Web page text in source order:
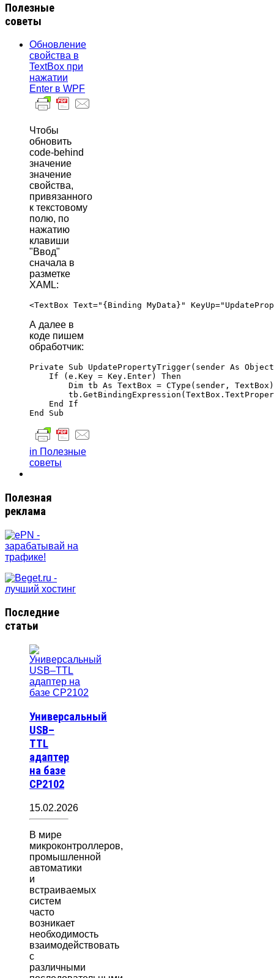
Полезные
советы
Обновление
свойства в
TextBox при
нажатии
Enter в WPF
Чтобы
обновить
code-behind
значение
значение
свойства,
привязанного
к текстовому
полю, по
нажатию
клавиши
"Ввод"
сначала в
разметке
XAML:
А далее в
коде пишем
обработчик:
Private Sub UpdatePropertyTrigger(sender As
    If (e.Key = Key.Enter) Then
        Dim tb As TextBox = CType(sender, TextBox)
    End If
in Полезные
советы
Полезная
реклама
Последние
статьи
Универсальный
USB–
TTL
адаптер
на базе
CP2102
15.02.2026
В мире
микроконтроллеров,
промышленной
автоматики
и
встраиваемых
систем
часто
возникает
необходимость
взаимодействовать
с
различными